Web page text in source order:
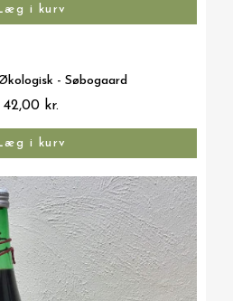
i kurv
Vis her- Søbogaard
42,00 kr.
i kurv